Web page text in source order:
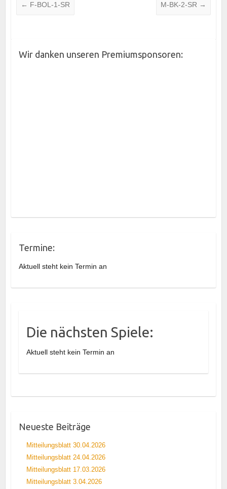
← F-BOL-1-SR M-BK-2-SR →
Wir danken unseren Premiumsponsoren:
Termine:
Aktuell steht kein Termin an
Die nächsten Spiele:
Aktuell steht kein Termin an
Neueste Beiträge
Mitteilungsblatt 30.04.2026
Mitteilungsblatt 24.04.2026
Mitteilungsblatt 17.03.2026
Mitteilungsblatt 3.04.2026